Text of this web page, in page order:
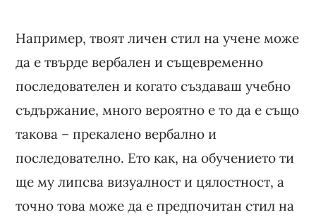
Например, твоят личен стил на учене може
да е твърде вербален и същевременно
последователен и когато създаваш учебно
съдържание, много вероятно е то да е също
такова – прекалено вербално и
последователно. Ето как, на обучението ти
ще му липсва визуалност и цялостност, а
точно това може да е предпочитан стил на